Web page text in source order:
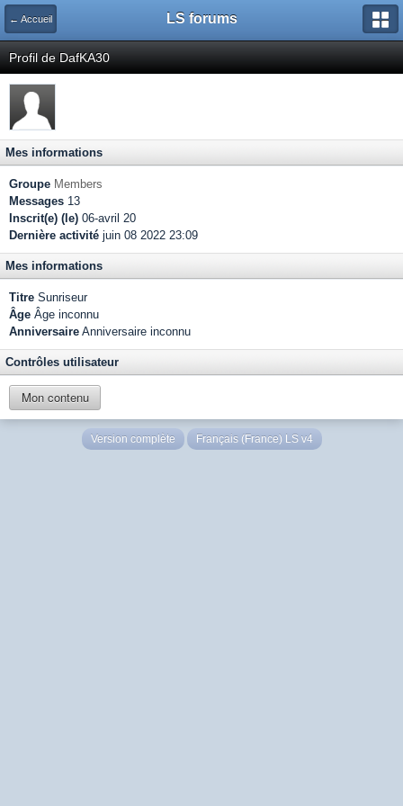
← Accueil LS forums
Profil de DafKA30
Mes informations
Groupe Members
Messages 13
Inscrit(e) (le) 06-avril 20
Dernière activité juin 08 2022 23:09
Mes informations
Titre Sunriseur
Âge Âge inconnu
Anniversaire Anniversaire inconnu
Contrôles utilisateur
Mon contenu
Version complète Français (France) LS v4